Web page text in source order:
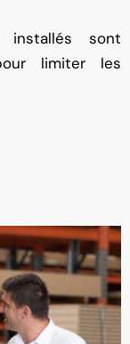
installés sont
limiter les